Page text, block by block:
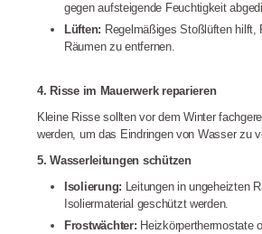
gegen aufsteigende Feuchtigkeit
Lüften: Regelmäßiges Stoßlüften hilft,
Räumen zu entfernen.
4. Risse im Mauerwerk reparieren
Kleine Risse sollten vor dem Winter
werden, um das Eindringen von Wasser zu
5. Wasserleitungen schützen
Isolierung: Leitungen in ungeheizten
Isoliermaterial geschützt werden.
Frostwächter: Heizkörperthermostate